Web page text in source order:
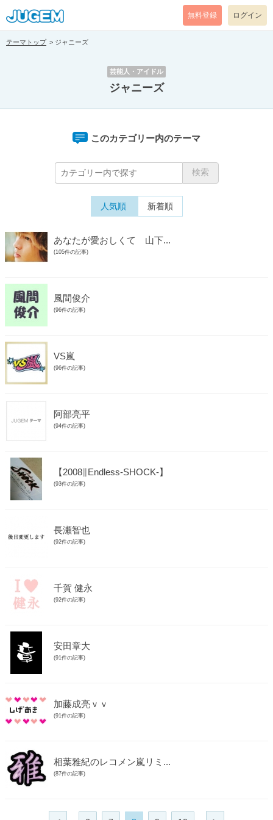
無料登録 ログイン
テーマトップ ジャニーズ
芸能人・アイドル
ジャニーズ
このカテゴリー内のテーマ
人気順 新着順
あなたが愛おしくて 山下...
(105件の記事)
風間俊介
(96件の記事)
VS嵐
(96件の記事)
阿部亮平
(94件の記事)
【2008∥Endless-SHOCK-】
(93件の記事)
長瀬智也
(92件の記事)
千賀 健永
(92件の記事)
安田章大
(91件の記事)
加藤成亮ｖｖ
(91件の記事)
相葉雅紀のレコメン嵐リミ...
(87件の記事)